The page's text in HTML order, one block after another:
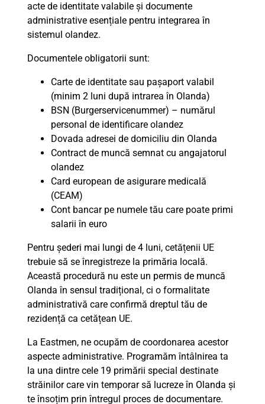
acte de identitate valabile și documente
administrative esențiale pentru integrarea în
sistemul olandez.
Documentele obligatorii sunt:
Carte de identitate sau pașaport valabil
(minim 2 luni după intrarea în Olanda)
BSN (Burgerservicenummer) – numărul
personal de identificare olandez
Dovada adresei de domiciliu din Olanda
Contract de muncă semnat cu angajatorul
olandez
Card european de asigurare medicală
(CEAM)
Cont bancar pe numele tău care poate primi
salarii în euro
Pentru șederi mai lungi de 4 luni, cetățenii UE
trebuie să se înregistreze la primăria locală.
Această procedură nu este un permis de muncă
Olanda în sensul tradițional, ci o formalitate
administrativă care confirmă dreptul tău de
rezidență ca cetățean UE.
La Eastmen, ne ocupăm de coordonarea acestor
aspecte administrative. Programăm întâlnirea ta
la una dintre cele 19 primării special destinate
străinilor care vin temporar să lucreze în Olanda și
te însoțim prin întregul proces de documentare.